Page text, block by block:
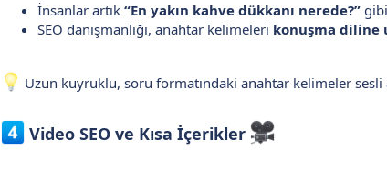
İnsanlar artık “En yakın kahve dükkanı nerede?”
SEO danışmanlığı, anahtar kelimeleri konuşma diline
Uzun kuyruklu, soru formatındaki anahtar kelimeler
Video SEO ve Kısa İçerikler